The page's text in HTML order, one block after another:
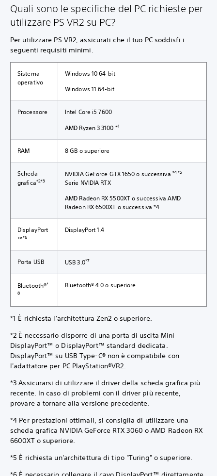
Quali sono le specifiche del PC richieste per
utilizzare PS VR2 su PC?
Per utilizzare PS VR2, assicurati che il tuo PC soddisfi i
seguenti requisiti minimi.
Sistema
operativo
Windows 10 64-bit
Windows 11 64-bit
Processore
Intel Core i5 7600
AMD Ryzen 3 3100 *1
RAM 8 GB o superiore
Scheda
grafica*2*3
NVIDIA GeForce GTX 1650 o successiva *4 *5
Serie NVIDIA RTX
AMD Radeon RX 5500XT o successiva AMD
Radeon RX 6500XT o successiva *4
DisplayPort
™*6
DisplayPort 1.4
Porta USB USB 3.0*7
Bluetooth®*
8
Bluetooth® 4.0 o superiore
*1 È richiesta l'architettura Zen2 o superiore.
*2 È necessario disporre di una porta di uscita Mini
DisplayPort™ o DisplayPort™ standard dedicata.
DisplayPort™ su USB Type-C® non è compatibile con
l'adattatore per PC PlayStation®VR2.
*3 Assicurarsi di utilizzare il driver della scheda grafica più
recente. In caso di problemi con il driver più recente,
provare a tornare alla versione precedente.
*4 Per prestazioni ottimali, si consiglia di utilizzare una
scheda grafica NVIDIA GeForce RTX 3060 o AMD Radeon RX
6600XT o superiore.
*5 È richiesta un'architettura di tipo "Turing" o superiore.